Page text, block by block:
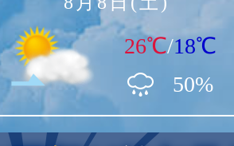
26℃/18℃
50%